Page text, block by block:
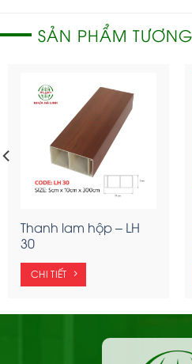
SẢN PHẨM
Thanh lam hộp – LH
30
CHI TIẾT